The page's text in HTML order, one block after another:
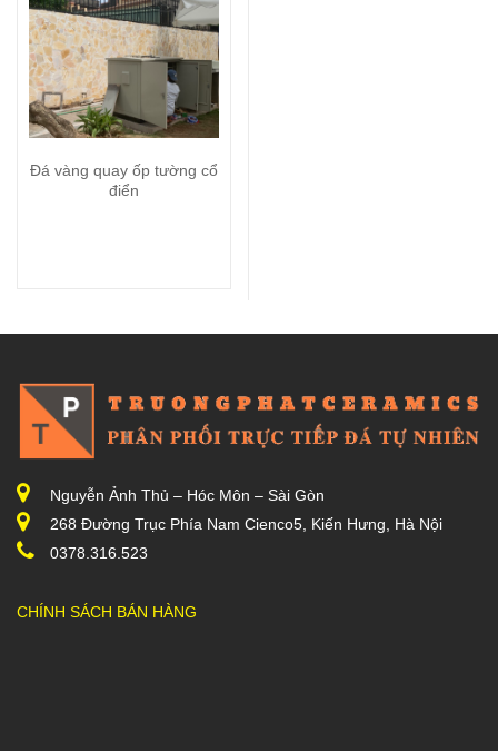
Đá vàng quay ốp tường cổ
điển
Nguyễn Ảnh Thủ – Hóc Môn – Sài Gòn
268 Đường Trục Phía Nam Cienco5, Kiến Hưng, Hà Nội
0378.316.523
CHÍNH SÁCH BÁN HÀNG